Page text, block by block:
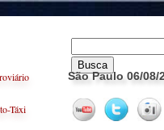
Táxi
São Paulo 06/08/